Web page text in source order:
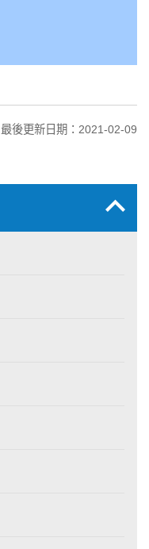
最後更新日期：2021-02-09